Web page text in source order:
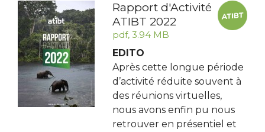
Rapport d'Activité
ATIBT 2022
pdf, 3.94 MB
EDITO
Après cette longue période
d’activité réduite souvent à
des réunions virtuelles,
nous avons enfin pu nous
retrouver en présentiel et